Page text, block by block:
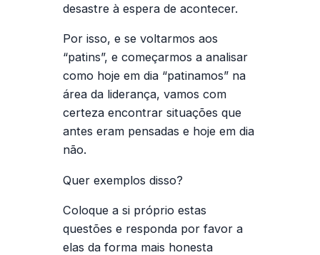
desastre à espera de acontecer.
Por isso, e se voltarmos aos
“patins”, e começarmos a analisar
como hoje em dia “patinamos” na
área da liderança, vamos com
certeza encontrar situações que
antes eram pensadas e hoje em dia
não.
Quer exemplos disso?
Coloque a si próprio estas
questões e responda por favor a
elas da forma mais honesta